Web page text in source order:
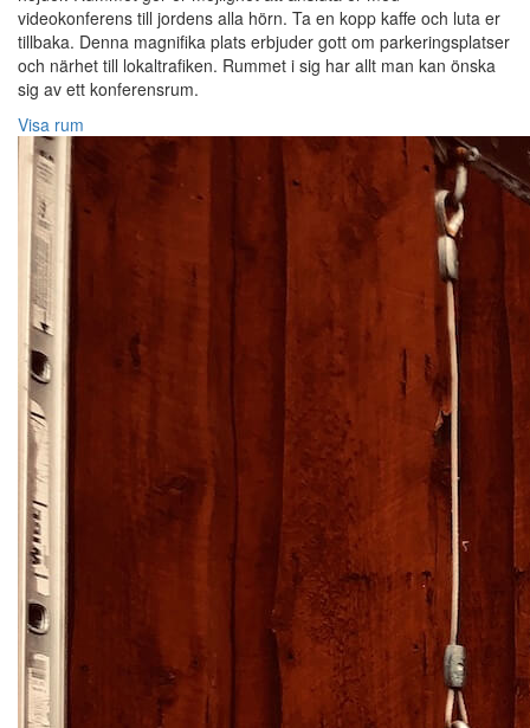
videokonferens till jordens alla hörn. Ta en kopp kaffe och luta er
tillbaka. Denna magnifika plats erbjuder gott om parkeringsplatser
och närhet till lokaltrafiken. Rummet i sig har allt man kan önska
sig av ett konferensrum.
Visa rum